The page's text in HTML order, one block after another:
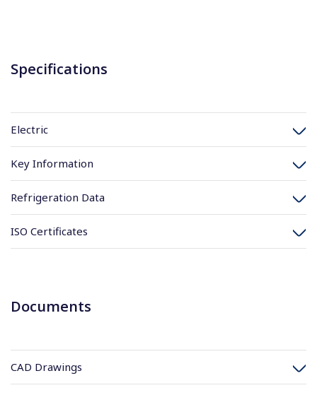
Specifications
Electric
Key Information
Refrigeration Data
ISO Certificates
Documents
CAD Drawings